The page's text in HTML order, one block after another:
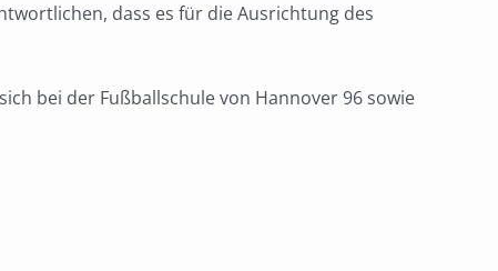
dass es für die Ausrichtung des
sich bei der Fußballschule von Hannover 96 sowie